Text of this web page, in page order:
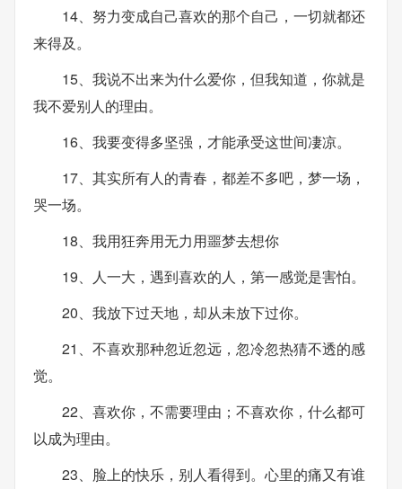
14、努力变成自己喜欢的那个自己，一切就都还
来得及。
15、我说不出来为什么爱你，但我知道，你就是
我不爱别人的理由。
16、我要变得多坚强，才能承受这世间凄凉。
17、其实所有人的青春，都差不多吧，梦一场，
哭一场。
18、我用狂奔用无力用噩梦去想你
19、人一大，遇到喜欢的人，第一感觉是害怕。
20、我放下过天地，却从未放下过你。
21、不喜欢那种忽近忽远，忽冷忽热猜不透的感
觉。
22、喜欢你，不需要理由；不喜欢你，什么都可
以成为理由。
23、脸上的快乐，别人看得到。心里的痛又有谁